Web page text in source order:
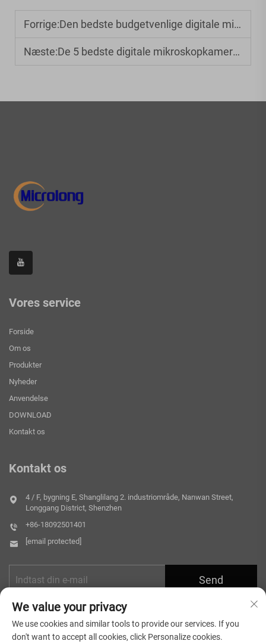
Forrige:Den bedste budgetvenlige digitale mikroskop til børn under 50 USD
Næste:De 5 bedste digitale mikroskopkameraer til laboratorieforskning
Vores service
Forside
Om os
Produkter
Nyheder
Anvendelse
DOWNLOAD
Kontakt os
Kontakt os
4 / F, bygning E, Shanglilang 2. industriområde, Nanwan Street,
Longgang District, Shenzhen
+86-18092501401
[email protected]
Send
We value your privacy
We use cookies and similar tools to provide our services. If you
don't want to accept all cookies, click Personalize cookies.